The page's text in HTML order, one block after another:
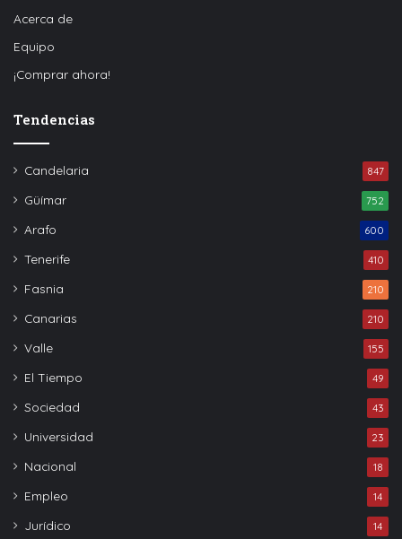
Acerca de
Equipo
¡Comprar ahora!
Tendencias
Candelaria 847
Güímar 752
Arafo 600
Tenerife 410
Fasnia 210
Canarias 210
Valle 155
El Tiempo 49
Sociedad 43
Universidad 23
Nacional 18
Empleo 14
Jurídico 14